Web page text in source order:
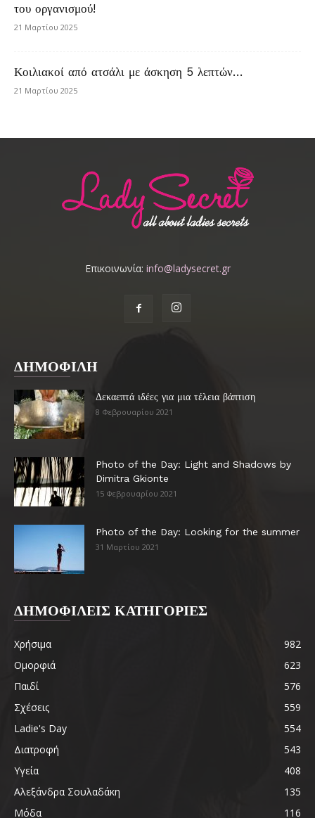
του οργανισμού!
21 Μαρτίου 2025
Κοιλιακοί από ατσάλι με άσκηση 5 λεπτών…
21 Μαρτίου 2025
Επικοινωνία: info@ladysecret.gr
ΔΗΜΟΦΙΛΗ
Δεκαεπτά ιδέες για μια τέλεια βάπτιση
8 Φεβρουαρίου 2021
Photo of the Day: Light and Shadows by
Dimitra Gkionte
15 Φεβρουαρίου 2021
Photo of the Day: Looking for the summer
31 Μαρτίου 2021
ΔΗΜΟΦΙΛΕΙΣ ΚΑΤΗΓΟΡΙΕΣ
Χρήσιμα
982
Ομορφιά
623
Παιδί
576
Σχέσεις
559
Ladie's Day
554
Διατροφή
543
Υγεία
408
Αλεξάνδρα Σουλαδάκη
135
Μόδα
116